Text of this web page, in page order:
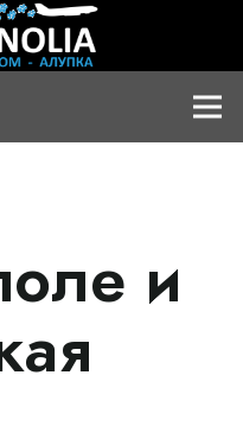
и